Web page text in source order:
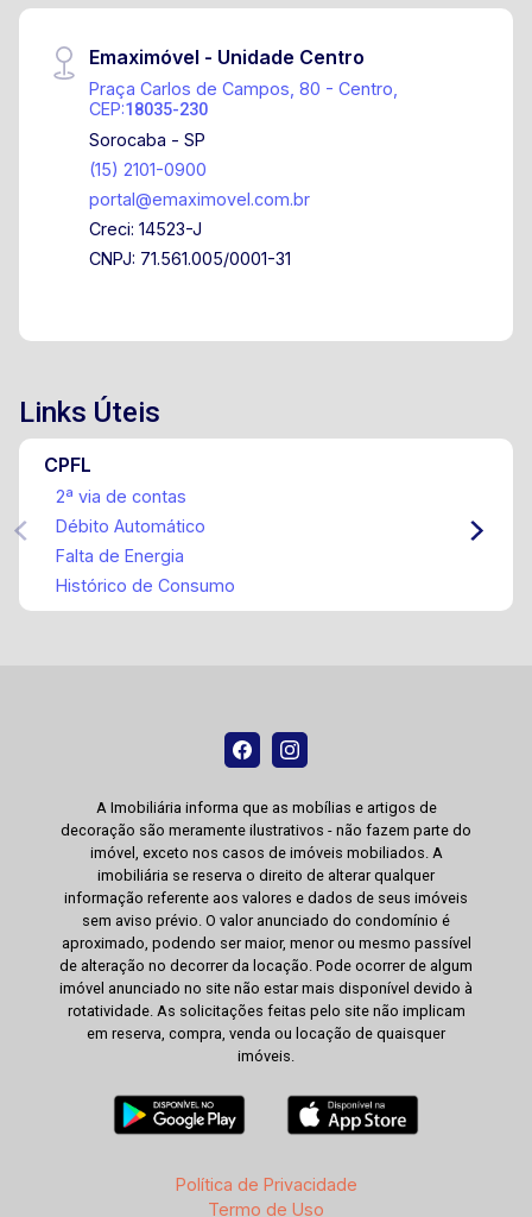
Emaximóvel - Unidade Centro
Praça Carlos de Campos, 80 - Centro,
CEP:18035-230
Sorocaba - SP
(15) 2101-0900
portal@emaximovel.com.br
Creci: 14523-J
CNPJ: 71.561.005/0001-31
Links Úteis
CPFL
2ª via de contas
Débito Automático
Falta de Energia
Histórico de Consumo
A Imobiliária informa que as mobílias e artigos de
decoração são meramente ilustrativos - não fazem parte do
imóvel, exceto nos casos de imóveis mobiliados. A
imobiliária se reserva o direito de alterar qualquer
informação referente aos valores e dados de seus imóveis
sem aviso prévio. O valor anunciado do condomínio é
aproximado, podendo ser maior, menor ou mesmo passível
de alteração no decorrer da locação. Pode ocorrer de algum
imóvel anunciado no site não estar mais disponível devido à
rotatividade. As solicitações feitas pelo site não implicam
em reserva, compra, venda ou locação de quaisquer
imóveis.
Política de Privacidade
Termo de Uso